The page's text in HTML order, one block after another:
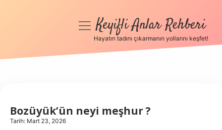
Anasayfa
Hakkımızda
menüyüKeyifli Anlar Rehberi
Hayatın tadını çıkarmanın yollarını keşfet!
Bozüyük’ün neyi meşhur ?
Tarih: Mart 23, 2026